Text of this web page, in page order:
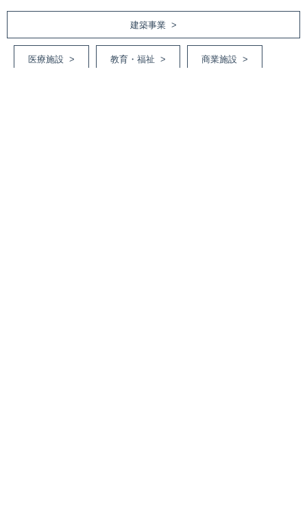
建築事業 >
医療施設 > 教育・福祉 > 商業施設 >